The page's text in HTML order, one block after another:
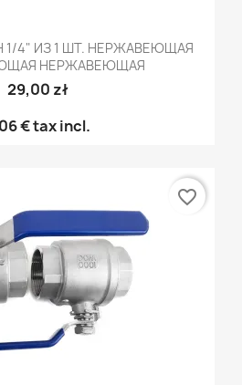
4" ИЗ 1 ШТ. НЕРЖАВЕЮЩАЯ
НЕРЖАВЕЮЩАЯ
29,00 zł
€tax incl.
favorite_border